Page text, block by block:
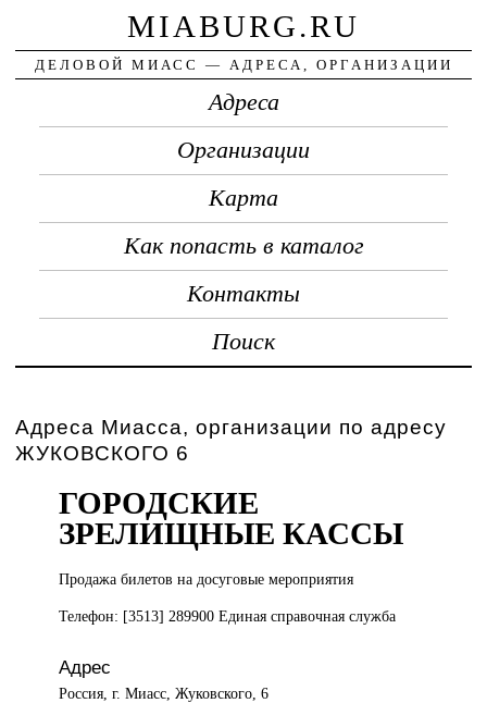
MIABURG.RU
ДЕЛОВОЙ МИАСС — АДРЕСА, ОРГАНИЗАЦИИ
Адреса
Организации
Карта
Как попасть в каталог
Контакты
Поиск
Адреса Миасса, организации по адресу
ЖУКОВСКОГО 6
ГОРОДСКИЕ
ЗРЕЛИЩНЫЕ КАССЫ
Продажа билетовна досуговые мероприятия
Телефон: [3513] 289900 Единая справочная служба
Адрес
Россия, г. Миасс, Жуковского, 6